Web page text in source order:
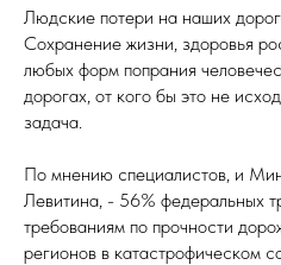
Людские потери на наших
Сохранение жизни, здоровья
любых форм попрания
дорогах, от кого бы это не
задача.
По мнению специалистов, и
Левитина, - 56% федеральных
требованиям по прочности
регионов в катастрофическом